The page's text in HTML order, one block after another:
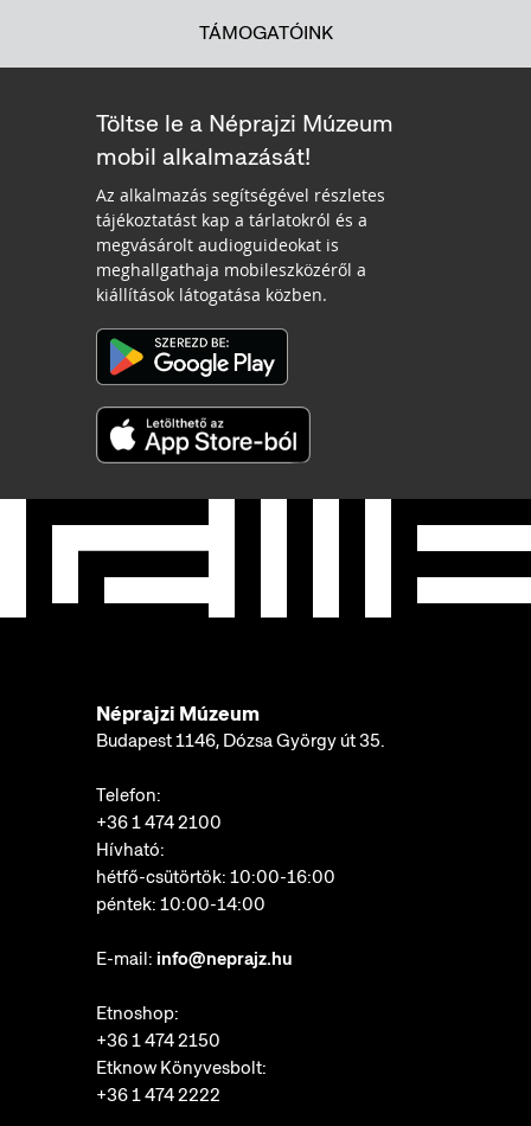
TÁMOGATÓINK
Töltse le a Néprajzi Múzeum
mobil alkalmazását!
Az alkalmazás segítségével részletes
tájékoztatást kap a tárlatokról és a
megvásárolt audioguideokat is
meghallgathaja mobileszközéről a
kiállítások látogatása közben.
Néprajzi Múzeum
Budapest 1146, Dózsa György út 35.
Telefon:
+36 1 474 2100
Hívható:
hétfő-csütörtök: 10:00-16:00
péntek: 10:00-14:00
E-mail: info@neprajz.hu
Etnoshop:
+36 1 474 2150
Etknow Könyvesbolt:
+36 1 474 2222